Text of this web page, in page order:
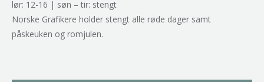
lør: 12-16 | søn – tir: stengt
Norske Grafikere holder stengt alle røde dager samt
påskeuken og romjulen.